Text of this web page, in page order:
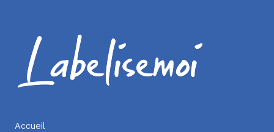
Accueil